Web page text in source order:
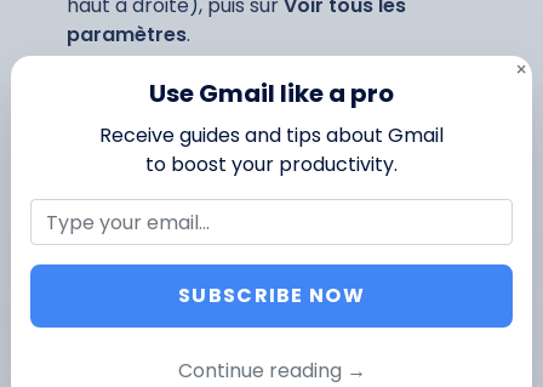
paramètres.
Use Gmail like a pro
Receive guides and tips about Gmail
to boost your productivity.
SUBSCRIBE NOW
Continue reading →
×